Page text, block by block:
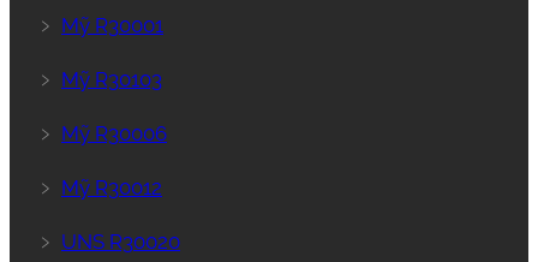
﹥ Mỹ R30001
﹥ Mỹ R30103
﹥ Mỹ R30006
﹥ Mỹ R30012
﹥ UNS R30020